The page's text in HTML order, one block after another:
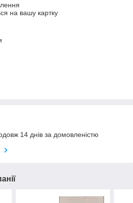
на вашу картку
14 днів за домовленістю